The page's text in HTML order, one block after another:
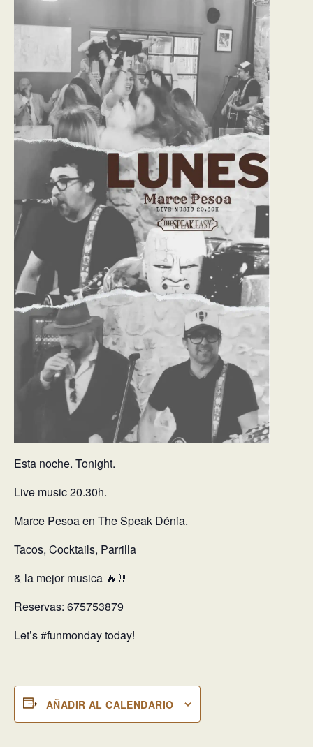
Esta noche. Tonight.
Live music 20.30h.
Marce Pesoa en The Speak Dénia.
Tacos, Cocktails, Parrilla
& la mejor musica 🔥🤘
Reservas: 675753879
Let’s #funmonday today!
AÑADIR AL CALENDARIO